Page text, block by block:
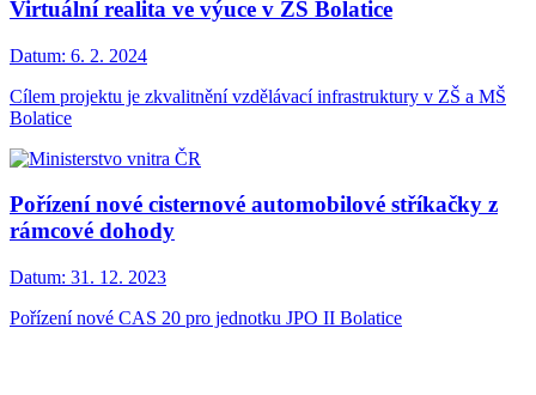
Virtuální realita ve výuce v ZŠ Bolatice
Datum: 6. 2. 2024
Cílem projektu je zkvalitnění vzdělávací infrastruktury v ZŠ a MŠ
Bolatice
Pořízení nové cisternové automobilové stříkačky z
rámcové dohody
Datum: 31. 12. 2023
Pořízení nové CAS 20 pro jednotku JPO II Bolatice